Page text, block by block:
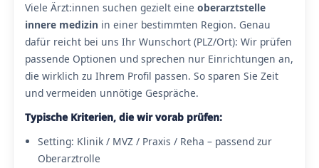
Viele Ärzt:innen suchen gezielt eine oberarztstelle
innere medizin in einer bestimmten Region. Genau
dafür reicht bei uns Ihr Wunschort (PLZ/Ort): Wir prüfen
passende Optionen und sprechen nur Einrichtungen an,
die wirklich zu Ihrem Profil passen. So sparen Sie Zeit
und vermeiden unnötige Gespräche.
Typische Kriterien, die wir vorab prüfen:
Setting: Klinik / MVZ / Praxis / Reha – passend zur
Oberarztrolle